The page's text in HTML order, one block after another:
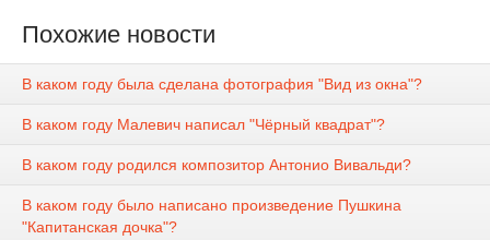
Похожие новости
В каком году была сделана фотография "Вид из окна"?
В каком году Малевич написал "Чёрный квадрат"?
В каком году родился композитор Антонио Вивальди?
В каком году было написано произведение Пушкина
"Капитанская дочка"?